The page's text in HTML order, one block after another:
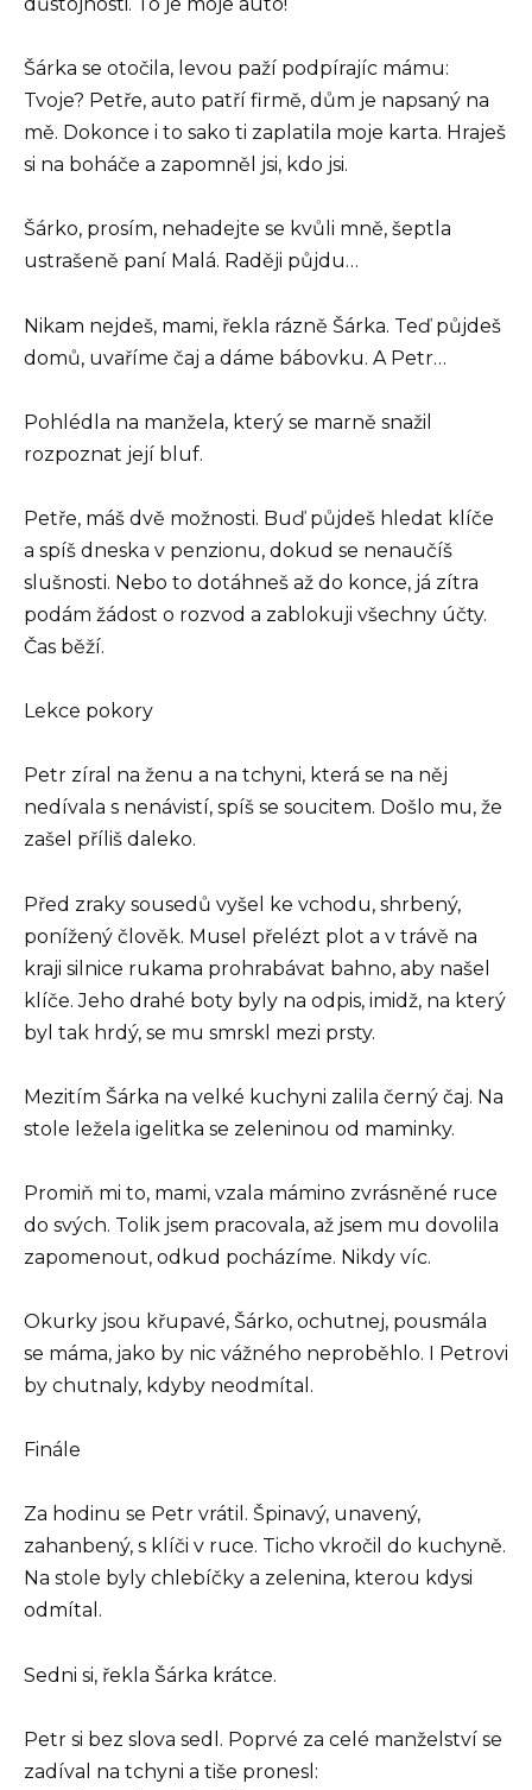
Šárka se otočila, levou paží podpírajíc mámu:
Tvoje? Petře, auto patří firmě, dům je napsaný na
mě. Dokonce i to sako ti zaplatila moje karta. Hraješ
si na boháče a zapomněl jsi, kdo jsi.
Šárko, prosím, nehadejte se kvůli mně, šeptla
ustrašeně paní Malá. Raději půjdu…
Nikam nejdeš, mami, řekla rázně Šárka. Teď půjdeš
domů, uvaříme čaj a dáme bábovku. A Petr…
Pohlédla na manžela, který se marně snažil
rozpoznat její bluf.
Petře, máš dvě možnosti. Buď půjdeš hledat klíče
a spíš dneska v penzionu, dokud se nenaučíš
slušnosti. Nebo to dotáhneš až do konce, já zítra
podám žádost o rozvod a zablokuji všechny účty.
Čas běží.
Lekce pokory
Petr zíral na ženu a na tchyni, která se na něj
nedívala s nenávistí, spíš se soucitem. Došlo mu, že
zašel příliš daleko.
Před zraky sousedů vyšel ke vchodu, shrbený,
ponížený člověk. Musel přelézt plot a v trávě na
kraji silnice rukama prohrabávat bahno, aby našel
klíče. Jeho drahé boty byly na odpis, imidž, na který
byl tak hrdý, se mu smrskl mezi prsty.
Mezitím Šárka na velké kuchyni zalila černý čaj. Na
stole ležela igelitka se zeleninou od maminky.
Promiň mi to, mami, vzala mámino zvrásněné ruce
do svých. Tolik jsem pracovala, až jsem mu dovolila
zapomenout, odkud pocházíme. Nikdy víc.
Okurky jsou křupavé, Šárko, ochutnej, pousmála
se máma, jako by nic vážného neproběhlo. I Petrovi
by chutnaly, kdyby neodmítal.
Finále
Za hodinu se Petr vrátil. Špinavý, unavený,
zahanbený, s klíči v ruce. Ticho vkročil do kuchyně.
Na stole byly chlebíčky a zelenina, kterou kdysi
odmítal.
Sedni si, řekla Šárka krátce.
Petr si bez slova sedl. Poprvé za celé manželství se
zadíval na tchyni a tiše pronesl: